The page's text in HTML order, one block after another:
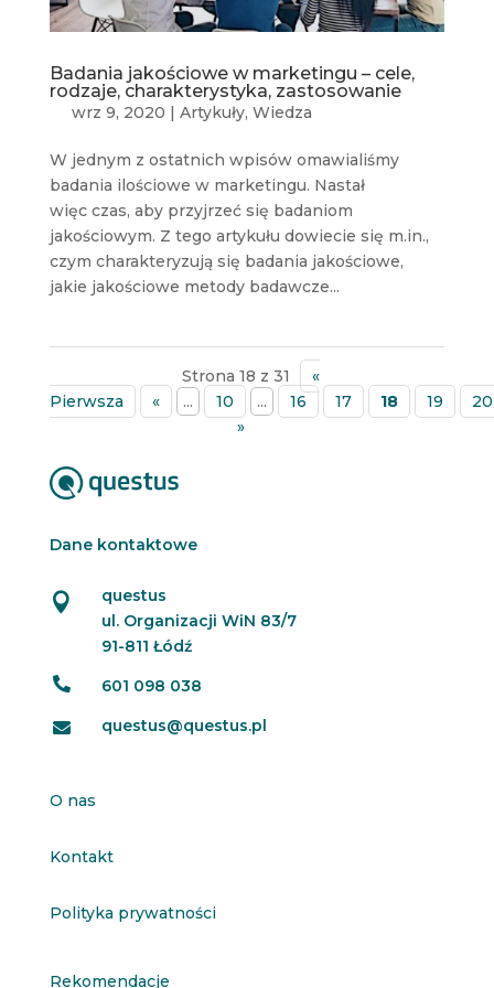
Badania jakościowe w marketingu – cele,
rodzaje, charakterystyka, zastosowanie
wrz 9, 2020 | Artykuły, Wiedza
W jednym z ostatnich wpisów omawialiśmy
badania ilościowe w marketingu. Nastał
więc czas, aby przyjrzeć się badaniom
jakościowym. Z tego artykułu dowiecie się m.in.,
czym charakteryzują się badania jakościowe,
jakie jakościowe metody badawcze...
Strona 18 z 31
«
Pierwsza
« ... 10 ... 16 17 18 19
20
»
Dane kontaktowe

questus
ul. Organizacji WiN 83/7
91-811 Łódź
 601 098 038
 questus@questus.pl
O nas
Kontakt
Polityka prywatności
Rekomendacje